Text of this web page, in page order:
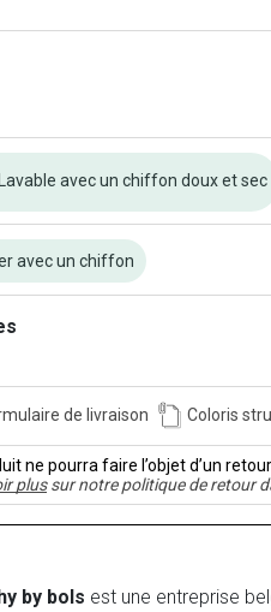
Lavable avec un chiffon doux et sec
avec un chiffon
de livraison Coloris
ne pourra faire l’objet d’un
plussur notre politique de retour
by bols est une entreprise